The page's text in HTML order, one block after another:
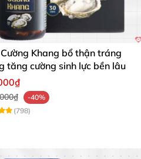
tăng sức bền nhanh chóng.
tuyệt vời cùng vợ." –
sẽ mua lại." – Lê Văn Hùng
Khang bổ thận tráng
tăng cường sinh lực bền lâu
-40%
(798)